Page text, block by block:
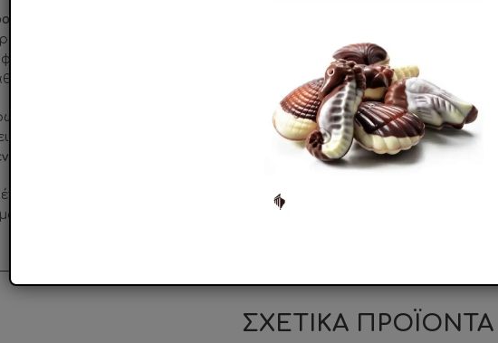
ιδρύθηκε το 189Ο
στη Νάπολη με κύριο σκοπό την παραγωγή κουφέτων.
κατάφερε να εδραιωθεί στην Ιταλία αλλά και παγκοσμίως ως
με αποτέλεσμα να διαθέτει σήμερα δύο μονάδες παραγωγής,
και εξαγωγές σε περισσότερες από 5Ο χώρες σε όλο τον κόσμο.
υλών σε συνδυασμό με την τεχνογνωσία που πέρασε από γενιά σε
να σημειωθεί ότι είναι η
πρώτη κουφετοποιΐα που δημιούργησε
πιστοποιητικά όπως BRC, IFS, ISO 22005, HALAL, HACCP, ISO 9001
ΣΧΕΤΙΚΑ ΠΡΟΪΟΝΤΑ